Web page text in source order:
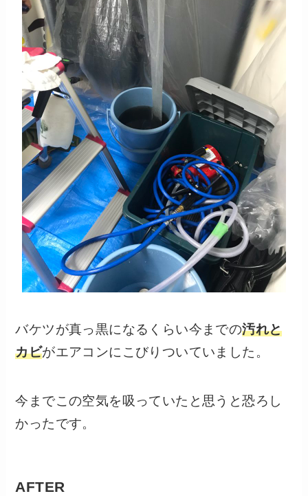
バケツが真っ黒になるくらい今までの汚れと
カビがエアコンにこびりついていました。
今までこの空気を吸っていたと思うと恐ろし
かったです。
AFTER